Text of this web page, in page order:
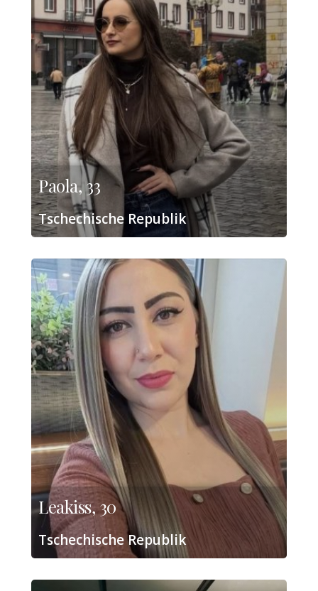
Paola, 33
Tschechische Republik
Leakiss, 30
Tschechische Republik